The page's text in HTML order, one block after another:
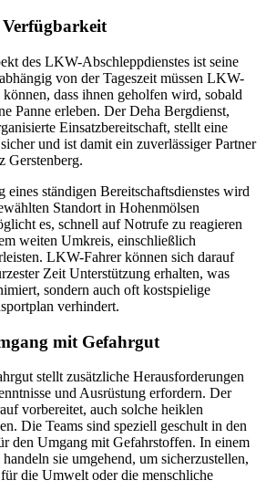
des LKW-Abschleppdienstes ist seine
von der Tageszeit müssen LKW-
dass ihnen geholfen wird, sobald
Panne erleben. Der Deha Bergdienst,
Einsatzbereitschaft, stellt eine
und ist damit ein zuverlässiger Partner
Gerstenberg.
eines ständigen Bereitschaftsdienstes wird
Standort in Hohenmölsen
es, schnell auf Notrufe zu reagieren
weiten Umkreis, einschließlich
LKW-Fahrer können sich darauf
Zeit Unterstützung erhalten, was
sondern auch oft kostspielige
verhindert.
mit Gefahrgut
stellt zusätzliche Herausforderungen
und Ausrüstung erfordern. Der
vorbereitet, auch solche heiklen
Die Teams sind speziell geschult in den
den Umgang mit Gefahrstoffen. In einem
sie umgehend, um sicherzustellen,
die Umwelt oder die menschliche